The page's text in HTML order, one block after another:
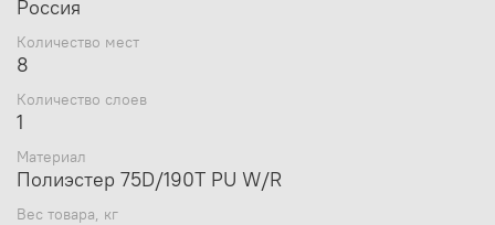
Сетчатые окна дублированы водонепроницаемой
Стеклопластик 9,5 мм, сталь 16/20 мм;
Размеры:
Россия
Количество мест
8
Количество слоев
1
Материал
Полиэстер 75D/190T PU W/R
Вес товара, кг